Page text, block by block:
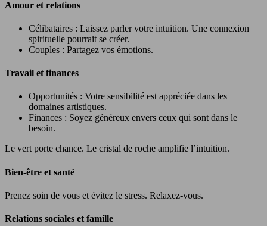
Amour et relations
Célibataires : Laissez parler votre intuition. Une connexion
spirituelle pourrait se créer.
Couples : Partagez vos émotions.
Travail et finances
Opportunités : Votre sensibilité est appréciée dans les
domaines artistiques.
Finances : Soyez généreux envers ceux qui sont dans le
besoin.
Le vert porte chance. Le cristal de roche amplifie l’intuition.
Bien-être et santé
Prenez soin de vous et évitez le stress. Relaxez-vous.
Relations sociales et famille